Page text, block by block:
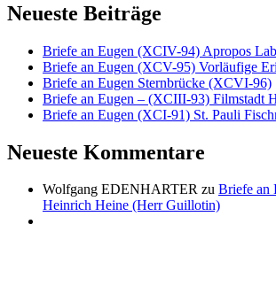
gekauft
haben
Neueste Beiträge
Briefe an Eugen (XCIV-94) Apropos
Briefe an Eugen (XCV-95) Vorläufige
Briefe an Eugen Sternbrücke (XCVI-96)
Briefe an Eugen – (XCIII-93) Filmstadt
Briefe an Eugen (XCI-91) St. Pauli
Neueste Kommentare
Wolfgang EDENHARTER zu Briefe an
Heinrich Heine (Herr Guillotin)